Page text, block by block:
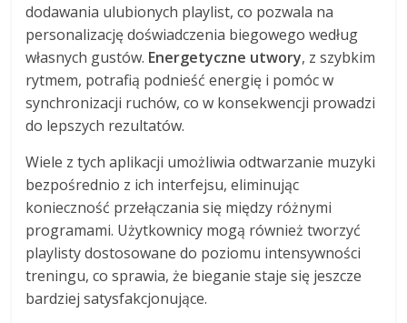
dodawania ulubionych playlist, co pozwala na
personalizację doświadczenia biegowego według
własnych gustów. Energetyczne utwory, z szybkim
rytmem, potrafią podnieść energię i pomóc w
synchronizacji ruchów, co w konsekwencji prowadzi
do lepszych rezultatów.
Wiele z tych aplikacji umożliwia odtwarzanie muzyki
bezpośrednio z ich interfejsu, eliminując
konieczność przełączania się między różnymi
programami. Użytkownicy mogą również tworzyć
playlisty dostosowane do poziomu intensywności
treningu, co sprawia, że bieganie staje się jeszcze
bardziej satysfakcjonujące.